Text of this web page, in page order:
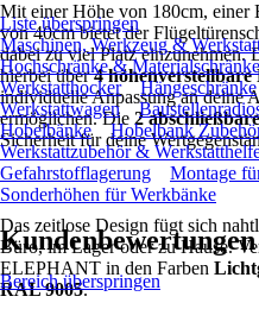
Mit einer Höhe von 180cm, einer
von 40cm bietet der
dabei zu viel Platz einzunehmen.
hierbei über4 höhenverstellbare
individuelle Anpassung an deine
ermöglichen. Die 2
Sicherheit für deine
Das zeitlose Design fügt sich
Büro, im Lager oder zu Hause.
ELEPHANT in den Farben
RAL 9005.
Liste überspringen
Maschinen, Werkzeug &
Hochschränke & Materialschränke
Werkstatthocker
Hängeschränke
Werkstattwagen
Hobelbänke
Hobelbank
Werkstattzubehör &
Gefahrstofflagerung
Montage
Sonderhöhen für Werkbänke
Kundenbewertungen
Bereich überspringen